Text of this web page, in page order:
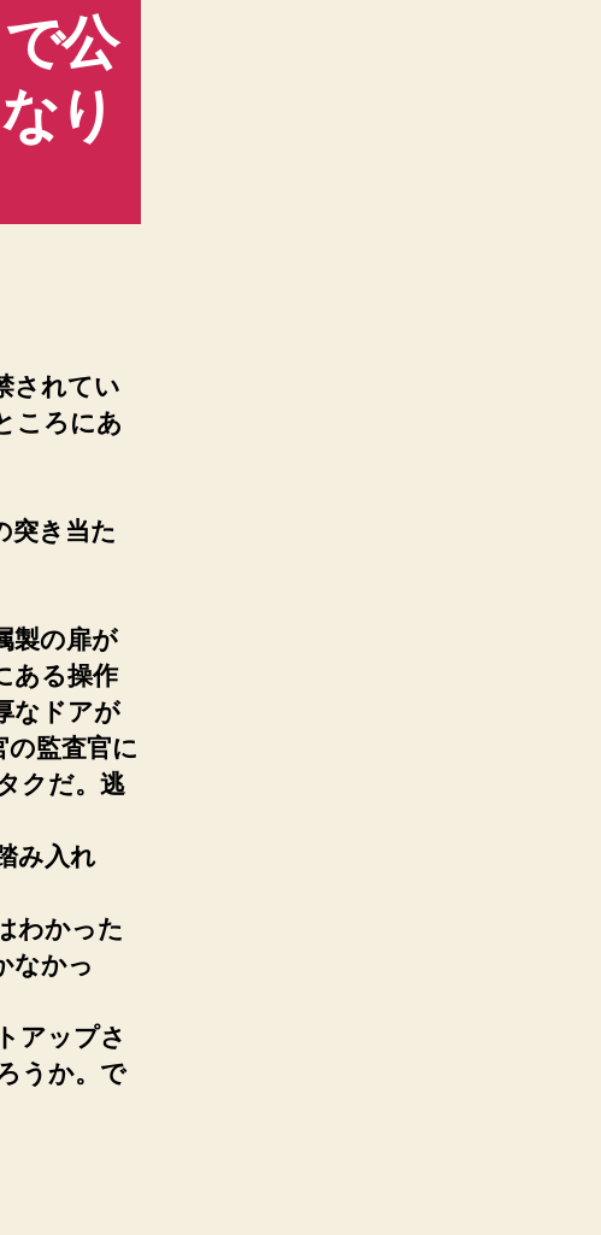
公
り
されてい
ころにあ
突き当た
製の扉が
ある操作
なドアが
監査官に
クだ。逃
み入れ
わかった
なかっ
アップさ
うか。で